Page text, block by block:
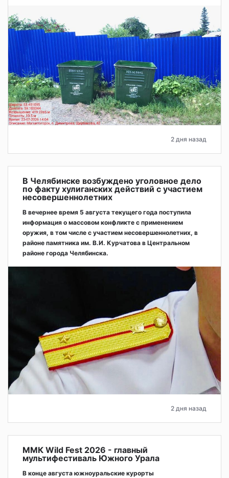
2 дня назад
В Челябинске возбуждено уголовное дело
по факту хулиганских действий с участием
несовершеннолетних
В вечернее время 5 августа текущего года поступила
информация о массовом конфликте с применением
оружия, в том числе с участием несовершеннолетних, в
районе памятника им. В.И. Курчатова в Центральном
районе города Челябинска.
2 дня назад
ММК Wild Fest 2026 - главный
мультифестиваль Южного Урала
В конце августа южноуральские курорты